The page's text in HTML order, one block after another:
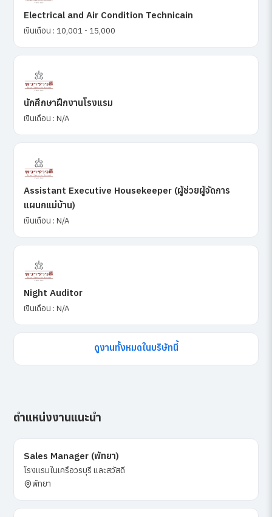
Electrical and Air Condition Technicain
เงินเดือน : 10,001 - 15,000
นักศึกษาฝึกงานโรงแรม
เงินเดือน : N/A
Assistant Executive Housekeeper (ผู้ช่วยผู้จัดการ
แผนกแม่บ้าน)
เงินเดือน : N/A
Night Auditor
เงินเดือน : N/A
ดูงานทั้งหมดในบริษัทนี้
ตำแหน่งงานแนะนำ
Sales Manager (พัทยา)
โรงแรมในเครือวรบุรี และสวัสดี
พัทยา